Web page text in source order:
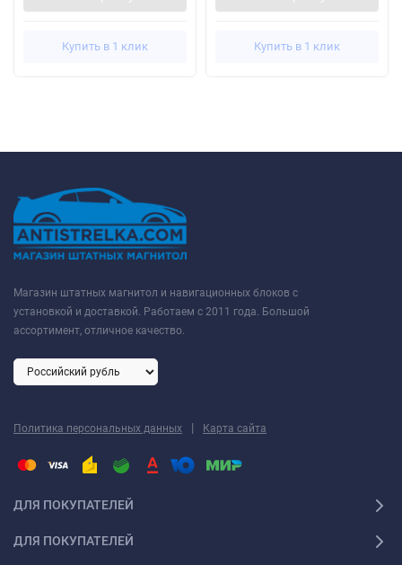
Купить в 1 клик Купить в 1 клик
Магазин штатных магнитол и навигационных блоков с
установкой и доставкой. Работаем с 2011 года. Большой
ассортимент, отличное качество.
Политика персональных данных | Карта сайта
ДЛЯ ПОКУПАТЕЛЕЙ
ДЛЯ ПОКУПАТЕЛЕЙ